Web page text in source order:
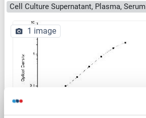
Cell Culture Supernatant, Plasma, Serum
ELISA
1 image